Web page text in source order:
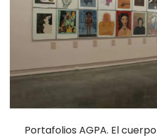
Portafolios AGPA. El cuerpo